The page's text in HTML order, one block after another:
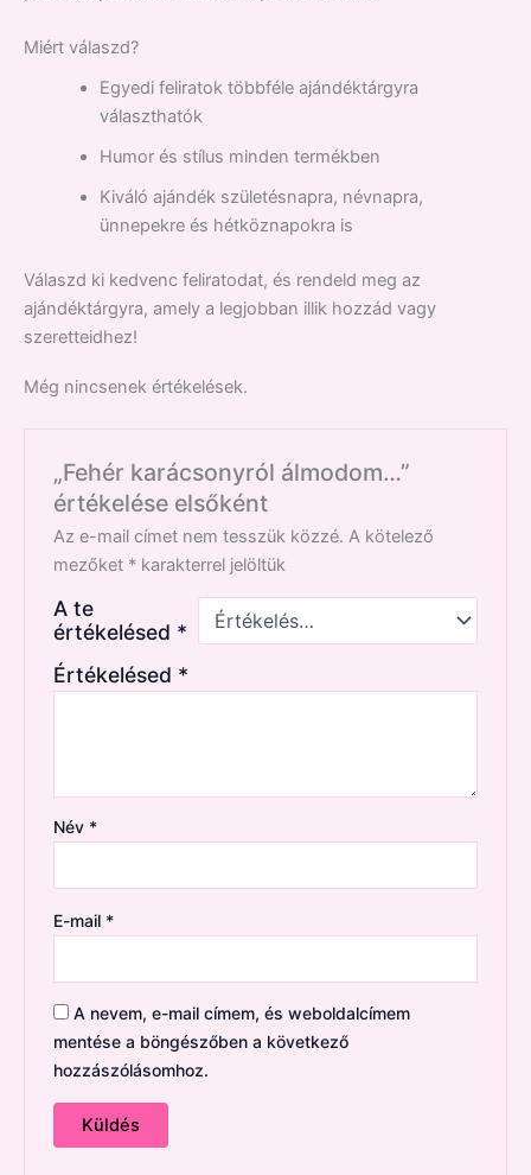
Miért válaszd?
Egyedi feliratok többféle ajándéktárgyra
választhatók
Humor és stílus minden termékben
Kiváló ajándék születésnapra, névnapra,
ünnepekre és hétköznapokra is
Válaszd ki kedvenc feliratodat, és rendeld meg az
ajándéktárgyra, amely a legjobban illik hozzád vagy
szeretteidhez!
Még nincsenek értékelések.
„Fehér karácsonyról álmodom…”
értékelése elsőként
Az e-mail címet nem tesszük közzé. A kötelező
mezőket * karakterrel jelöltük
A te
értékelésed *
Értékelésed *
Név *
E-mail *
A nevem, e-mail címem, és weboldalcímem
mentése a böngészőben a következő
hozzászólásomhoz.